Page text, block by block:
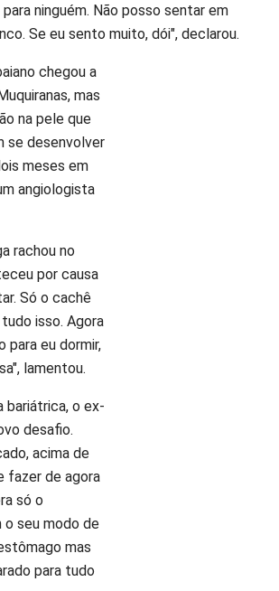
ninguém. Não posso sentar em
Se eu sento muito, dói", declarou.
chegou a
mas
na pele que
se desenvolver
meses em
angiologista
rachou no
por causa
Só o cachê
isso. Agora
para eu dormir,
lamentou.
bariátrica, o ex-
desafio.
acima de
fazer de agora
só o
seu modo de
mas
para tudo